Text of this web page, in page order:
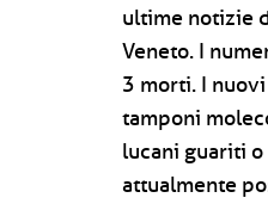
ultime notizie
Veneto. I
3 morti. I
tamponi
lucani guariti
attualmente